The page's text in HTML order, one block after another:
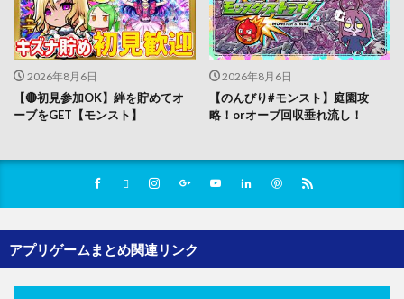
2026年8月6日
【🔴初見参加OK】絆を貯めてオ
ーブをGET【モンスト】
2026年8月6日
【のんびり#モンスト】庭園攻
略！orオーブ回収垂れ流し！
アプリゲームまとめ関連リンク